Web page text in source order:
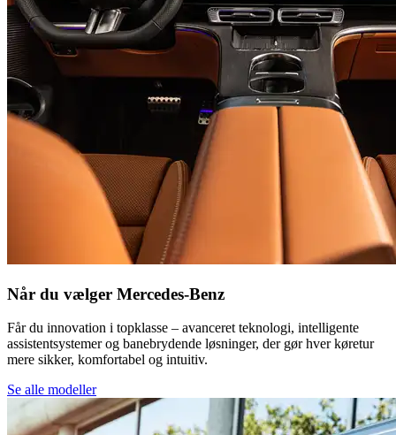
Når du vælger Mercedes-Benz
Får du innovation i topklasse – avanceret teknologi, intelligente
assistentsystemer og banebrydende løsninger, der gør hver køretur
mere sikker, komfortabel og intuitiv.
Se alle modeller